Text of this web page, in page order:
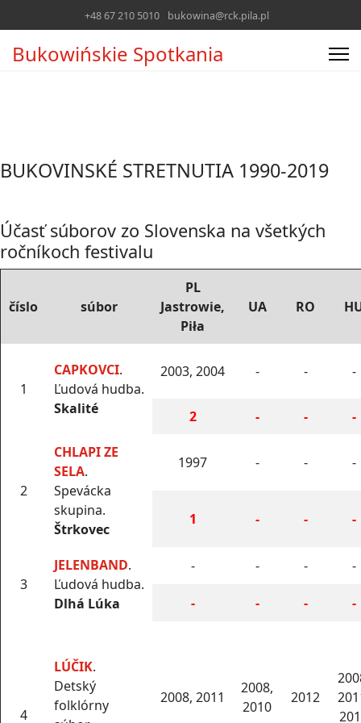
+48 67 210 5010 bukowina@rck.pila.pl
Bukowińskie Spotkania
BUKOVINSKÉ STRETNUTIA 1990-2019
Účasť súborov zo Slovenska na všetkých
ročníkoch festivalu
číslo súbor
PL
Jastrowie,
Piła
UA RO
1
CAPKOVCI.
Ľudová hudba.
Skalité
2003, 2004 - - -
2 - - -
2
CHLAPI ZE
SELA.
Spevácka
skupina.
Štrkovec
1997 - - -
1 - - -
3
JELENBAND.
Ľudová hudba.
Dlhá Lúka
- - - -
- - - -
4
LÚČIK.
Detský
folklórny
2008, 2011
2008,
2010
2012